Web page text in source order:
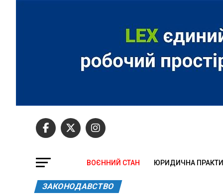
ВОЄННИЙ СТАН ЮРИДИЧНА
ЗАКОНОДАВСТВО